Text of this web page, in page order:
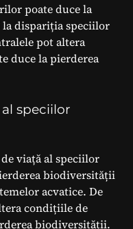
poate duce la
dispariția speciilor
pot altera
duce la pierderea
speciilor
viață al speciilor
biodiversității
acvatice. De
condițiile de
biodiversității.